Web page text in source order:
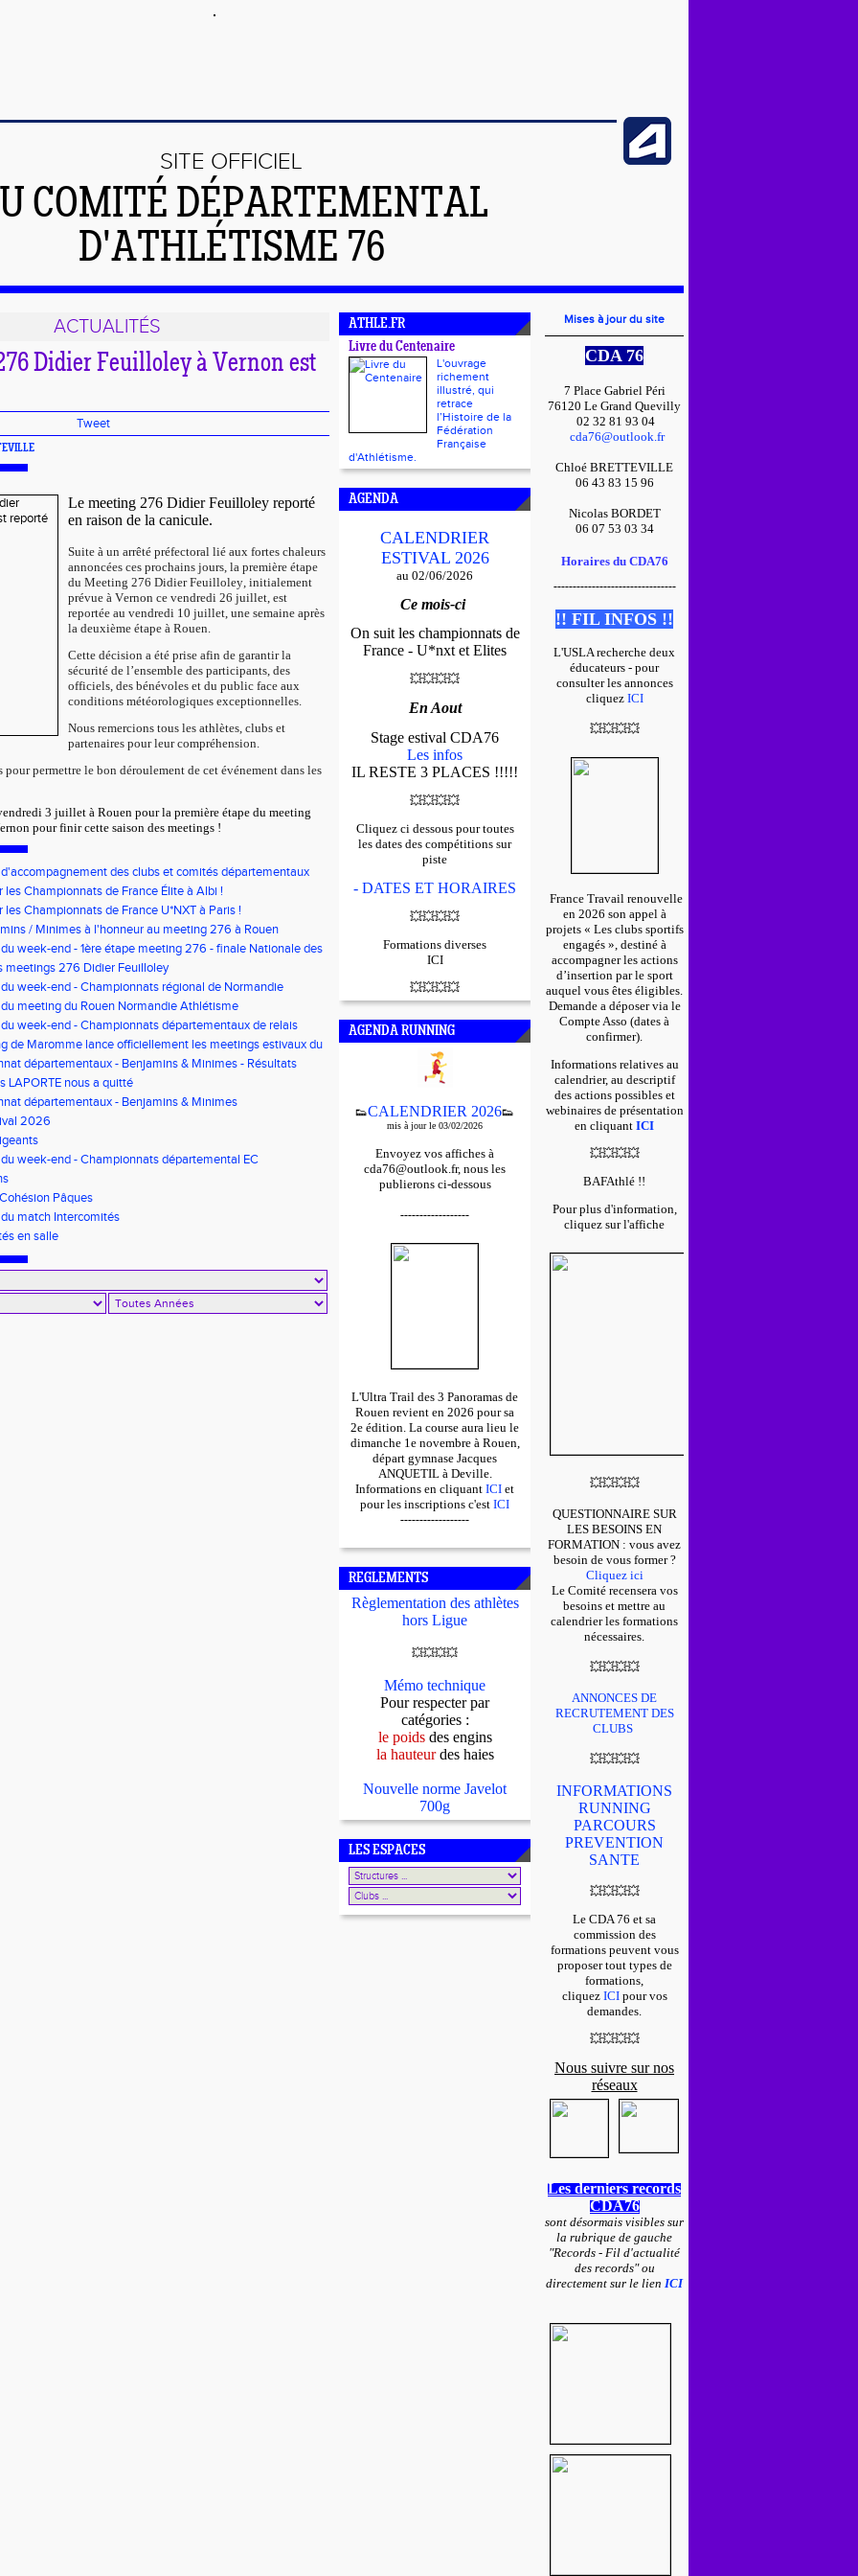
SITE OFFICIEL
COMITÉ DÉPARTEMENTAL
D'ATHLÉTISME 76
ACTUALITÉS
Didier Feuilloley à Vernon est
Tweet
Le meeting 276 Didier Feuilloley reporté
en raison de la canicule.
Suite à un arrêté préfectoral lié aux fortes chaleurs
annoncées ces prochains jours, la première étape
du Meeting 276 Didier Feuilloley, initialement
prévue à Vernon ce vendredi 26 juillet, est
reportée au vendredi 10 juillet, une semaine après
la deuxième étape à Rouen.
Cette décision a été prise afin de garantir la
sécurité de l’ensemble des participants, des
officiels, des bénévoles et du public face aux
conditions météorologiques exceptionnelles.
Nous remercions tous les athlètes, clubs et
partenaires pour leur compréhension.
pour permettre le bon déroulement de cet événement dans les
3 juillet à Rouen pour la première étape du meeting
pour finir cette saison des meetings !
des clubs et comités départementaux
de volontaires au service civique
les Championnats de France Élite à Albi !
les Championnats de France U*NXT à Paris !
/ Minimes à l'honneur au meeting 276 à Rouen
week-end - 1ère étape meeting 276 - finale Nationale des
- Pré-France CJESM
meetings 276 Didier Feuilloley
week-end - Championnats régional de Normandie
meeting du Rouen Normandie Athlétisme
week-end - Championnats départementaux de relais
départementale des triathlons poussins
de Maromme lance officiellement les meetings estivaux du
départementaux - Benjamins & Minimes - Résultats
LAPORTE nous a quitté
départementaux - Benjamins & Minimes
2026
week-end - Championnats départemental EC
Minimes - EO Adultes
Pâques
match Intercomités
en salle
ATHLE.FR
Livre du Centenaire
L'ouvrage
richement
illustré, qui
retrace
l’Histoire de la
Fédération
Française
d'Athlétisme.
AGENDA
CALENDRIER
ESTIVAL 2026
au 02/06/2026
Ce mois-ci
On suit les championnats de
France - U*nxt et Elites
💥💥💥💥
En Aout
Stage estival CDA76
Les infos
IL RESTE 3 PLACES !!!!!
💥💥💥💥
Cliquez ci dessous pour toutes
les dates des compétitions sur
piste
- DATES ET HORAIRES
💥💥💥💥
Formations diverses
ICI
💥💥💥💥
AGENDA RUNNING
👟CALENDRIER 2026👟
mis à jour le 03/02/2026
Envoyez vos affiches à
cda76@outlook.fr, nous les
publierons ci-dessous
------------------
L'Ultra Trail des 3 Panoramas de
Rouen revient en 2026 pour sa
2e édition. La course aura lieu le
dimanche 1e novembre à Rouen,
départ gymnase Jacques
ANQUETIL à Deville.
Informations en cliquant ICI et
pour les inscriptions c'est ICI
------------------
REGLEMENTS
Règlementation des athlètes
hors Ligue
💥💥💥💥
Mémo technique
Pour respecter par
catégories :
le poids des engins
la hauteurdes haies
Nouvelle norme Javelot
700g
LES ESPACES
Mises à jour du site
CDA 76
7 Place Gabriel Péri
76120 Le Grand Quevilly
02 32 81 93 04
cda76@outlook.fr
Chloé BRETTEVILLE
06 43 83 15 96
Nicolas BORDET
06 07 53 03 34
Horaires du CDA76
--------------------------------
!! FIL INFOS !!
L'USLA recherche deux
éducateurs - pour
consulter les annonces
cliquez ICI
💥💥💥💥
France Travail renouvelle
en 2026 son appel à
projets « Les clubs sportifs
engagés », destiné à
accompagner les actions
d’insertion par le sport
auquel vous êtes éligibles.
Demande a déposer via le
Compte Asso (dates à
confirmer).
Informations relatives au
calendrier, au descriptif
des actions possibles et
webinaires de présentation
en cliquant ICI
💥💥💥💥
BAFAthlé !!
Pour plus d'information,
cliquez sur l'affiche
💥💥💥💥
QUESTIONNAIRE SUR
LES BESOINS EN
FORMATION : vous avez
besoin de vous former ?
Cliquez ici
Le Comité recensera vos
besoins et mettre au
calendrier les formations
nécessaires.
💥💥💥💥
ANNONCES DE
RECRUTEMENT DES
CLUBS
💥💥💥💥
INFORMATIONS
RUNNING
PARCOURS
PREVENTION
SANTE
💥💥💥💥
Le CDA 76 et sa
commission des
formations peuvent vous
proposer tout types de
formations,
cliquez ICIpour vos
demandes.
💥💥💥💥
Nous suivre sur nos
réseaux
Les derniers records
CDA76
sont désormais visibles sur
la rubrique de gauche
"Records - Fil d'actualité
des records" ou
directement sur le lien ICI